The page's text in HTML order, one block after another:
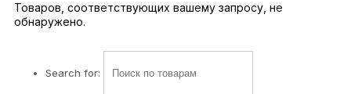
Товаров, соответствующих вашему запросу, не
обнаружено.
Search for: